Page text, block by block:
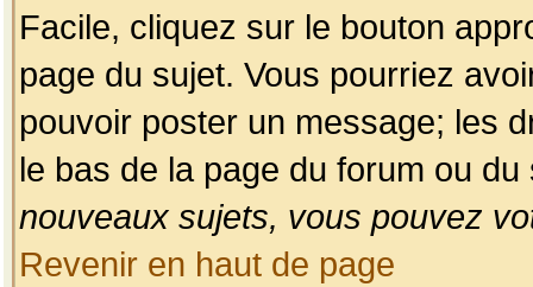
Facile, cliquez sur le bouton
page du sujet. Vous pourriez
pouvoir poster un message; les
le bas de la page du forum ou
nouveaux sujets, vous pouvez
Revenir en haut de page